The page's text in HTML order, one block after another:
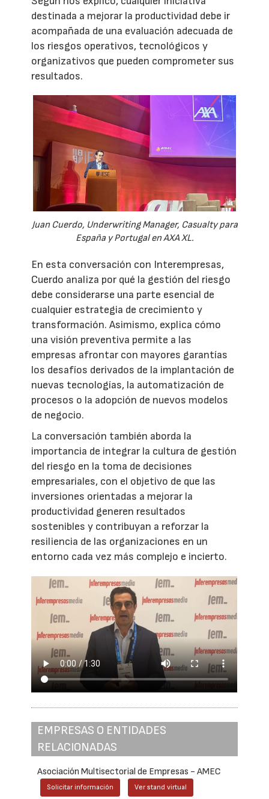
destinada a mejorar la productividad debe ir
acompañada de una evaluación adecuada de
los riesgos operativos, tecnológicos y
organizativos que pueden comprometer sus
resultados.
Juan Cuerdo, Underwriting Manager, Casualty para
España y Portugal en AXA XL.
En esta conversación con Interempresas,
Cuerdo analiza por qué la gestión del riesgo
debe considerarse una parte esencial de
cualquier estrategia de crecimiento y
transformación. Asimismo, explica cómo
una visión preventiva permite a las
empresas afrontar con mayores garantías
los desafíos derivados de la implantación de
nuevas tecnologías, la automatización de
procesos o la adopción de nuevos modelos
de negocio.
La conversación también aborda la
importancia de integrar la cultura de gestión
del riesgo en la toma de decisiones
empresariales, con el objetivo de que las
inversiones orientadas a mejorar la
productividad generen resultados
sostenibles y contribuyan a reforzar la
resiliencia de las organizaciones en un
entorno cada vez más complejo e incierto.
EMPRESAS O ENTIDADES
RELACIONADAS
Asociación Multisectorial de Empresas - AMEC
Solicitar información Ver stand virtual